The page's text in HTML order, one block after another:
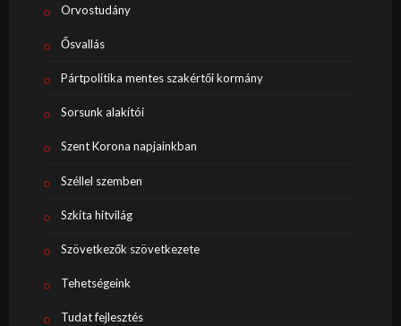
Orvostudány
Ősvallás
Pártpolitika mentes szakértői kormány
Sorsunk alakítói
Szent Korona napjainkban
Széllel szemben
Szkíta hitvilág
Szövetkezők szövetkezete
Tehetségeink
Tudat fejlesztés